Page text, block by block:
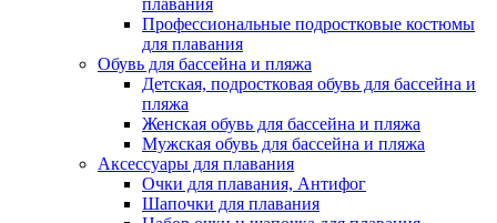
плавания
Профессиональные подростковые костюмы
для плавания
Обувь для бассейна и пляжа
Детская, подростковая обувь для бассейна и
пляжа
Женская обувь для бассейна и пляжа
Мужская обувь для бассейна и пляжа
Аксессуары для плавания
Очки для плавания, Антифог
Шапочки для плавания